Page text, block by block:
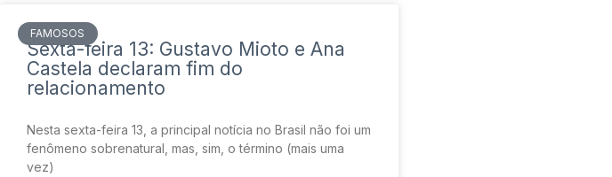
FAMOSOS
Sexta-feira 13: Gustavo Mioto e Ana
Castela declaram fim do
relacionamento
Nesta sexta-feira 13, a principal notícia no Brasil não foi um
fenômeno sobrenatural, mas, sim, o término (mais uma
vez)